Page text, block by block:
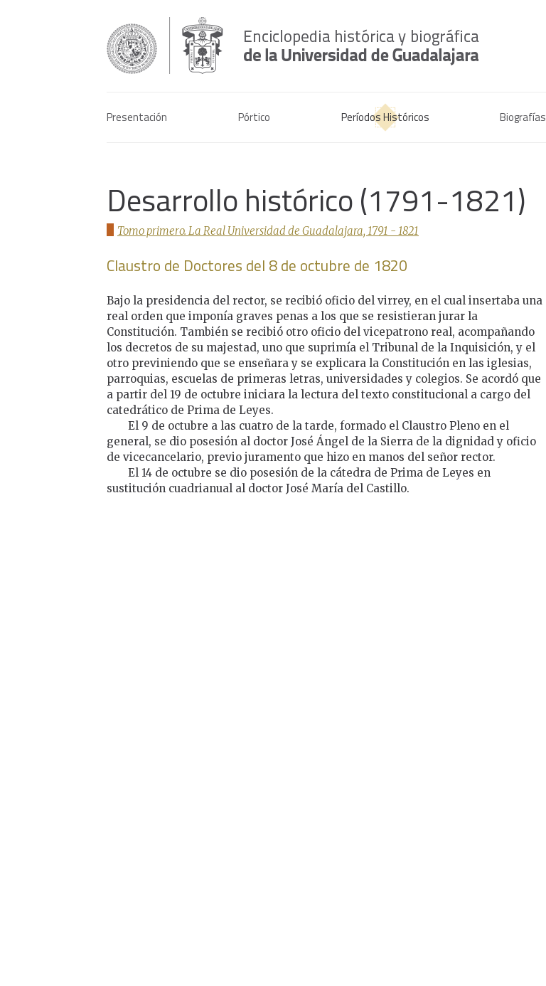
Presentación Pórtico Períodos Históricos Biografías
Desarrollo histórico (1791-1821)
Tomo primero. La Real Universidad de Guadalajara, 1791 - 1821
Claustro de Doctores del 8 de octubre de 1820
Bajo la presidencia del rector, se recibió oficio del virrey, en el cual insertaba una
real orden que imponía graves penas a los que se resistieran jurar la
Constitución. También se recibió otro oficio del vicepatrono real, acompañando
los decretos de su majestad, uno que suprimía el Tribunal de la Inquisición, y el
otro previniendo que se enseñara y se explicara la Constitución en las iglesias,
parroquias, escuelas de primeras letras, universidades y colegios. Se acordó que
a partir del 19 de octubre iniciara la lectura del texto constitucional a cargo del
catedrático de Prima de Leyes.
El 9 de octubre a las cuatro de la tarde, formado el Claustro Pleno en el
general, se dio posesión al doctor José Ángel de la Sierra de la dignidad y oficio
de vicecancelario, previo juramento que hizo en manos del señor rector.
El 14 de octubre se dio posesión de la cátedra de Prima de Leyes en
sustitución cuadrianual al doctor José María del Castillo.